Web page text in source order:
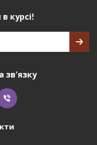
курсі!
зв'язку